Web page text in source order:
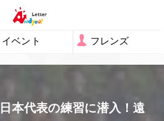
イベント フレンズ
本代表の練習に潜入！遠